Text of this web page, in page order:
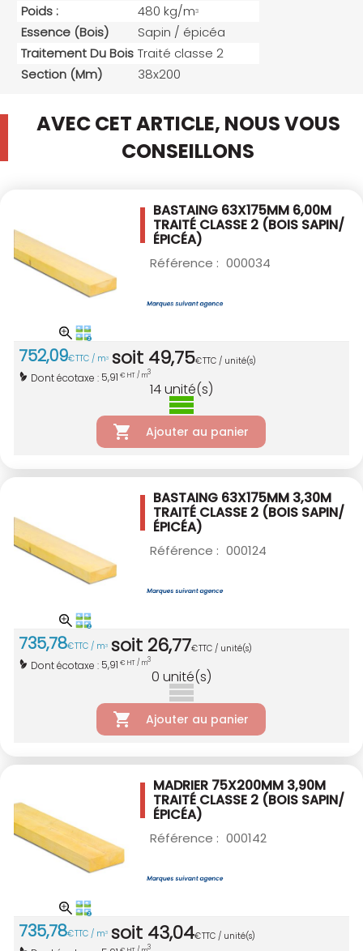
Poids :
480 kg/m3
Essence (bois)
Sapin / épicéa
Traitement Du Bois Traité classe 2
Section (mm)
38x200
AVEC CET ARTICLE, NOUS VOUS
CONSEILLONS
BASTAING 63X175MM 6,00M
TRAITÉ CLASSE 2 (BOIS SAPIN/
ÉPICÉA)
Référence : 000034
752,09€TTC / m3 soit 49,75€TTC / unité(s)
Dont écotaxe : 5,91 € HT / m3
14unité(s)
Ajouter au panier
BASTAING 63X175MM 3,30M
TRAITÉ CLASSE 2 (BOIS SAPIN/
ÉPICÉA)
Référence : 000124
735,78€TTC / m3 soit 26,77€TTC / unité(s)
Dont écotaxe : 5,91 € HT / m3
0 unité(s)
Ajouter au panier
MADRIER 75X200MM 3,90M
TRAITÉ CLASSE 2 (BOIS SAPIN/
ÉPICÉA)
Référence : 000142
735,78€TTC / m3 soit 43,04€TTC / unité(s)
3